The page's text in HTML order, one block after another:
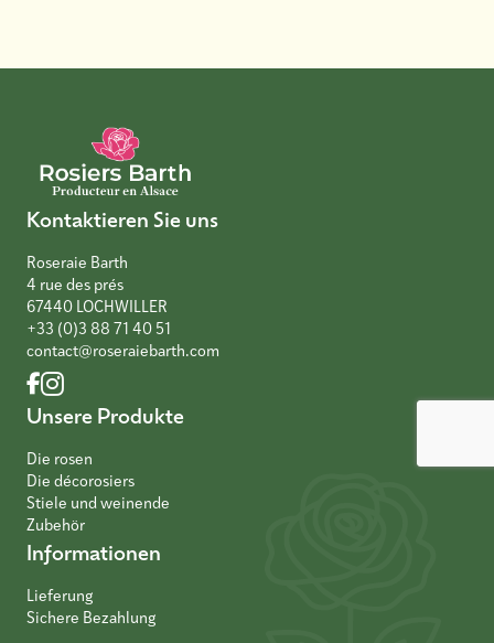
Kontaktieren Sie uns
Roseraie Barth
4 rue des prés
67440 LOCHWILLER
+33 (0)3 88 71 40 51
contact@roseraiebarth.com
Unsere Produkte
Die rosen
Die décorosiers
Stiele und weinende
Zubehör
Informationen
Lieferung
Sichere Bezahlung